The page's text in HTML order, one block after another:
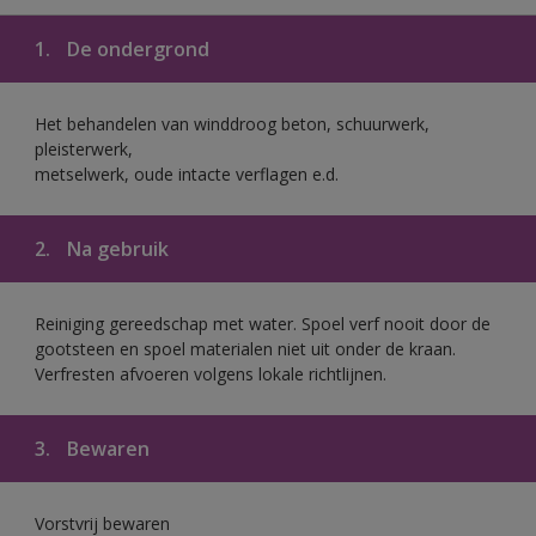
1. De ondergrond
Het behandelen van winddroog beton, schuurwerk,
pleisterwerk,
metselwerk, oude intacte verflagen e.d.
2. Na gebruik
Reiniging gereedschap met water. Spoel verf nooit door de
gootsteen en spoel materialen niet uit onder de kraan.
Verfresten afvoeren volgens lokale richtlijnen.
3. Bewaren
Vorstvrij bewaren